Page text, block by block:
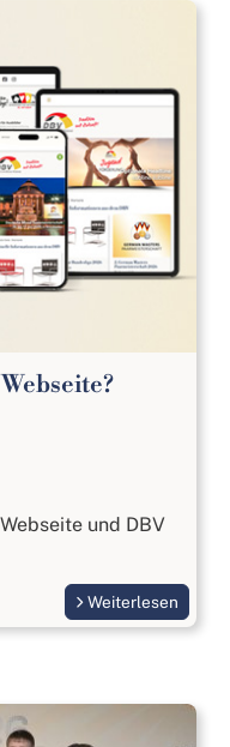
und DBV
Weiterlesen